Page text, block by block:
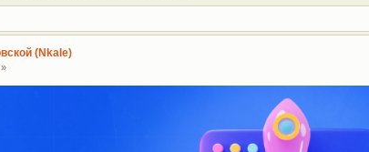
(Nkale)